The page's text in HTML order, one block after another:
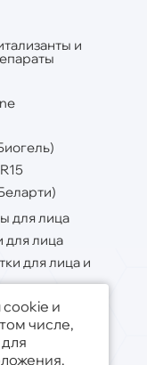
и
для лица
для лица
для лица и
лица
тела
и
числе,